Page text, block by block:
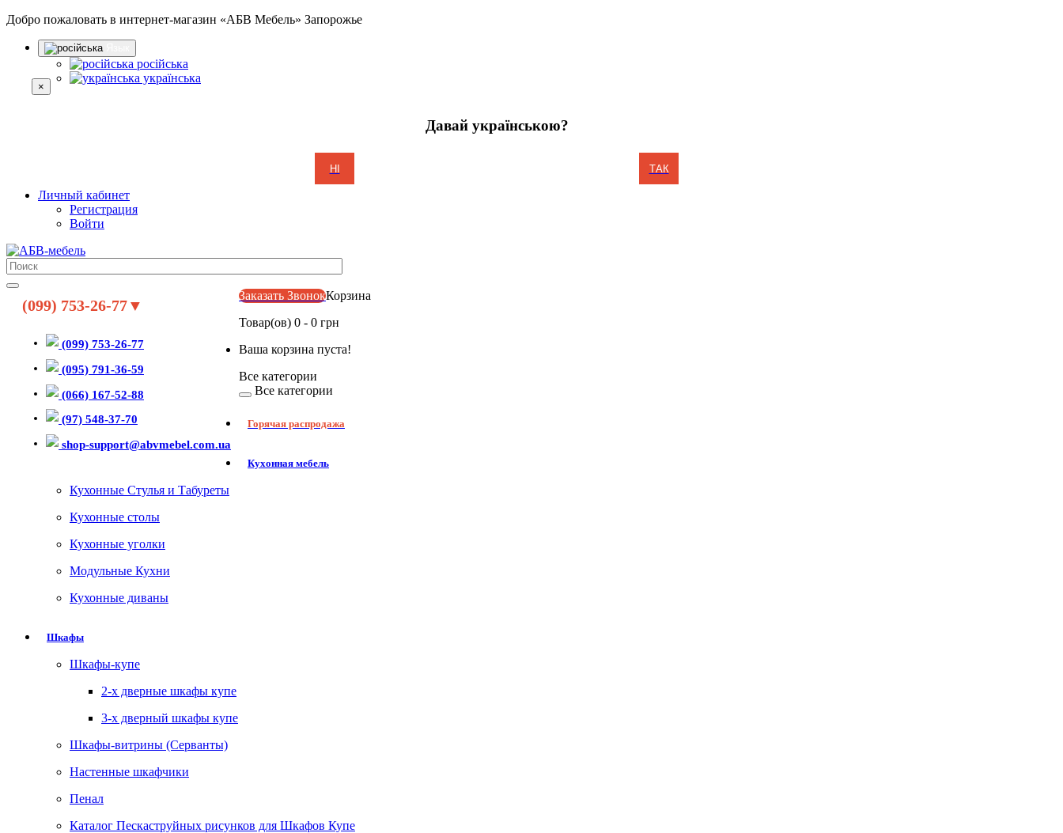
Добро пожаловать в интернет-магазин «АБВ Мебель» Запорожье
російська
українська
×
Давай українською?
НІ ТАК
Личный кабинет
Регистрация
Войти
(099) 753-26-77▼
(099) 753-26-77
(095) 791-36-59
(066) 167-52-88
(97) 548-37-70
shop-support@abvmebel.com.ua
Заказать ЗвонокКорзина
Товар(ов) 0 - 0 грн
Ваша корзина пуста!
Все категории
Все категории
Горячая распродажа
Кухонная мебель
Кухонные Стулья и Табуреты
Кухонные столы
Кухонные уголки
Модульные Кухни
Кухонные диваны
Шкафы
Шкафы-купе
2-х дверные шкафы купе
3-х дверный шкафы купе
Шкафы-витрины (Серванты)
Настенные шкафчики
Пенал
Каталог Пескаструйных рисунков для Шкафов Купе